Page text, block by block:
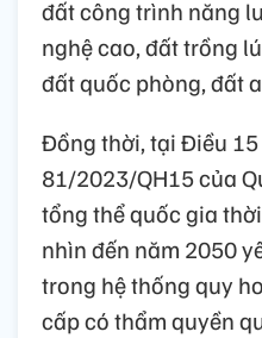
đất công trình năng
nghệ cao, đất trồng
đất quốc phòng, đất
Đồng thời, tại Điều
81/2023/QH15 của
tổng thể quốc gia
nhìn đến năm 2050
trong hệ thống quy
cấp có thẩm quyền